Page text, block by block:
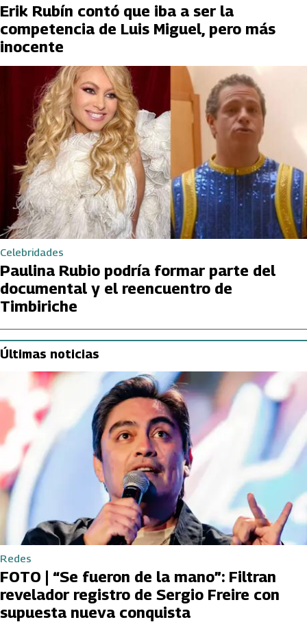
Erik Rubín contó que iba a ser la
competencia de Luis Miguel, pero más
inocente
Celebridades
Paulina Rubio podría formar parte del
documental y el reencuentro de
Timbiriche
Últimas noticias
Redes
FOTO | “Se fueron de la mano”: Filtran
revelador registro de Sergio Freire con
supuesta nueva conquista